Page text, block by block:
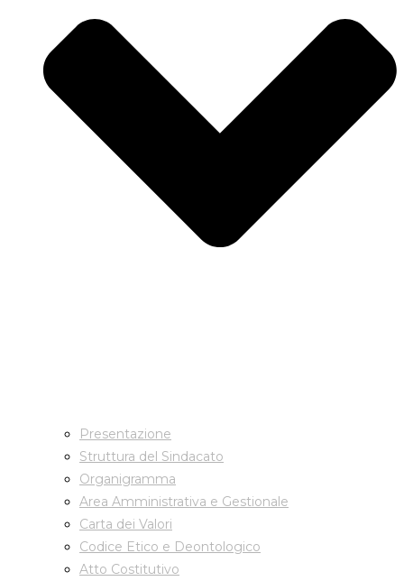
Presentazione
Struttura del Sindacato
Organigramma
Area Amministrativa e Gestionale
Carta dei Valori
Codice Etico e Deontologico
Atto Costitutivo